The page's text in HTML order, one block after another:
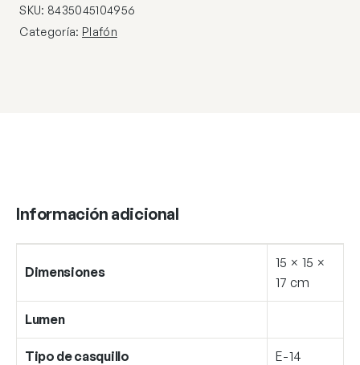
40W
E-
SKU: 8435045104956
Categoría: Plafón
Información adicional
Dimensiones
15 × 15 ×
17 cm
Lumen
Tipo de casquillo E-14